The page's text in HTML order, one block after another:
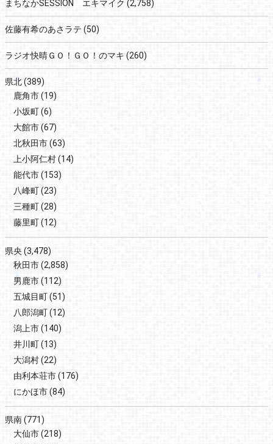
まちなかSESSION エキマイク (2,758)
佐藤有希のあさラテ (50)
ラジオ快晴ＧＯ！ＧＯ！のマキ (260)
県北(389)
鹿角市(19)
小坂町(6)
大館市(67)
北秋田市(63)
上小阿仁村(14)
能代市(153)
八峰町(23)
三種町(28)
藤里町(12)
県央 (3,478)
秋田市(2,858)
男鹿市(112)
五城目町(51)
八郎潟町(12)
潟上市(140)
井川町(13)
大潟村(22)
由利本荘市(176)
にかほ市(84)
県南(771)
大仙市(218)